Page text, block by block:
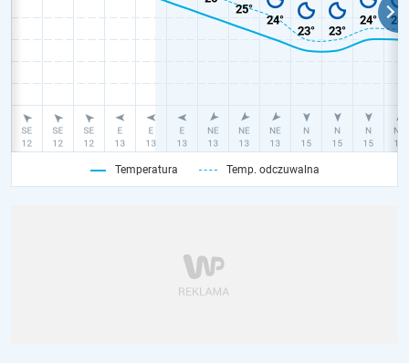
Temperatura Temp. odczuwalna